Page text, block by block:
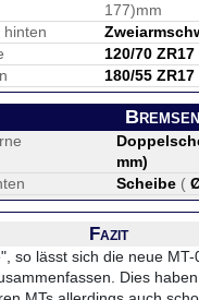
177)mm
hinten
120/70 ZR17
180/55 ZR17
Bremsen
mm)
Scheibe (
Fazit
so lässt sich die neue
Dies